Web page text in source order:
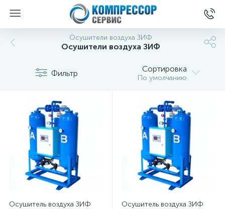
Осушители воздуха ЗИФ
Осушители воздуха ЗИФ
Фильтр Сортировка
По умолчанию
Осушитель воздуха ЗИФ
Осушитель воздуха ЗИФ